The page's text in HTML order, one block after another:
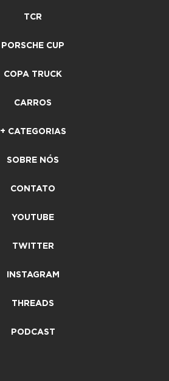
TCR
PORSCHE CUP
COPA TRUCK
CARROS
+ CATEGORIAS
SOBRE NÓS
CONTATO
YOUTUBE
TWITTER
INSTAGRAM
THREADS
PODCAST